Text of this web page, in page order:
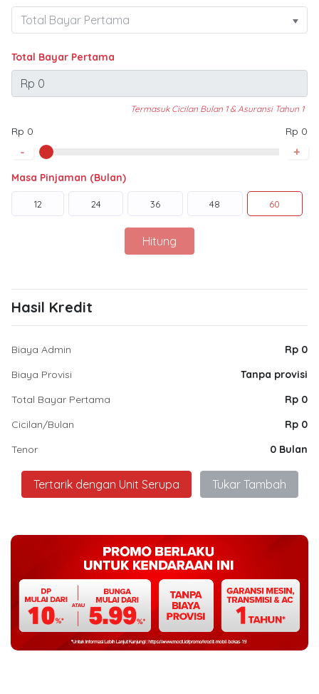
Total Bayar Pertama
Termasuk Cicilan Bulan 1 & Asuransi Tahun 1
Rp 0 Rp 0
- +
Masa Pinjaman (Bulan)
12 24 36 48 60
Hitung
Hasil Kredit
Biaya Admin
Rp 0
Biaya Provisi
Tanpa provisi
Total Bayar Pertama
Rp 0
Cicilan/Bulan
Rp 0
Tenor
0 Bulan
Tertarik dengan Unit Serupa Tukar Tambah